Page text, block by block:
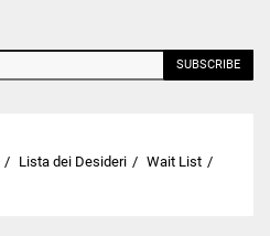
SUBSCRIBE
Lista dei Desideri
Wait List